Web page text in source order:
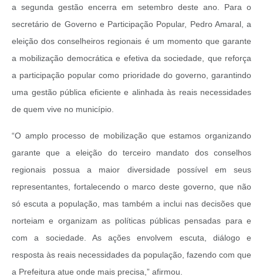
a segunda gestão encerra em setembro deste ano. Para o
secretário de Governo e Participação Popular, Pedro Amaral, a
eleição dos conselheiros regionais é um momento que garante
a mobilização democrática e efetiva da sociedade, que reforça
a participação popular como prioridade do governo, garantindo
uma gestão pública eficiente e alinhada às reais necessidades
de quem vive no município.
“O amplo processo de mobilização que estamos organizando
garante que a eleição do terceiro mandato dos conselhos
regionais possua a maior diversidade possível em seus
representantes, fortalecendo o marco deste governo, que não
só escuta a população, mas também a inclui nas decisões que
norteiam e organizam as políticas públicas pensadas para e
com a sociedade. As ações envolvem escuta, diálogo e
resposta às reais necessidades da população, fazendo com que
a Prefeitura atue onde mais precisa,” afirmou.